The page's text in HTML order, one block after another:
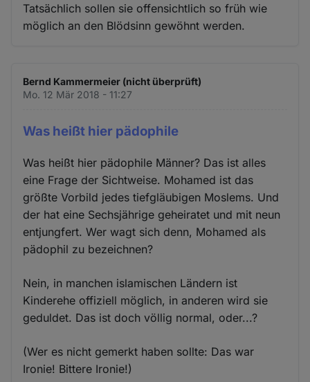
Tatsächlich sollen sie offensichtlich so früh wie
möglich an den Blödsinn gewöhnt werden.
Bernd Kammermeier (nicht überprüft)
Mo. 12 Mär 2018 - 11:27
Was heißt hier pädophile
Was heißt hier pädophile Männer? Das ist alles
eine Frage der Sichtweise. Mohamed ist das
größte Vorbild jedes tiefgläubigen Moslems. Und
der hat eine Sechsjährige geheiratet und mit neun
entjungfert. Wer wagt sich denn, Mohamed als
pädophil zu bezeichnen?
Nein, in manchen islamischen Ländern ist
Kinderehe offiziell möglich, in anderen wird sie
geduldet. Das ist doch völlig normal, oder...?
(Wer es nicht gemerkt haben sollte: Das war
Ironie! Bittere Ironie!)